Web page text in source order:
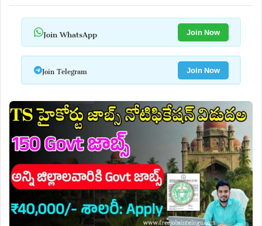
Join WhatsApp Join Now
Join Telegram Join Now